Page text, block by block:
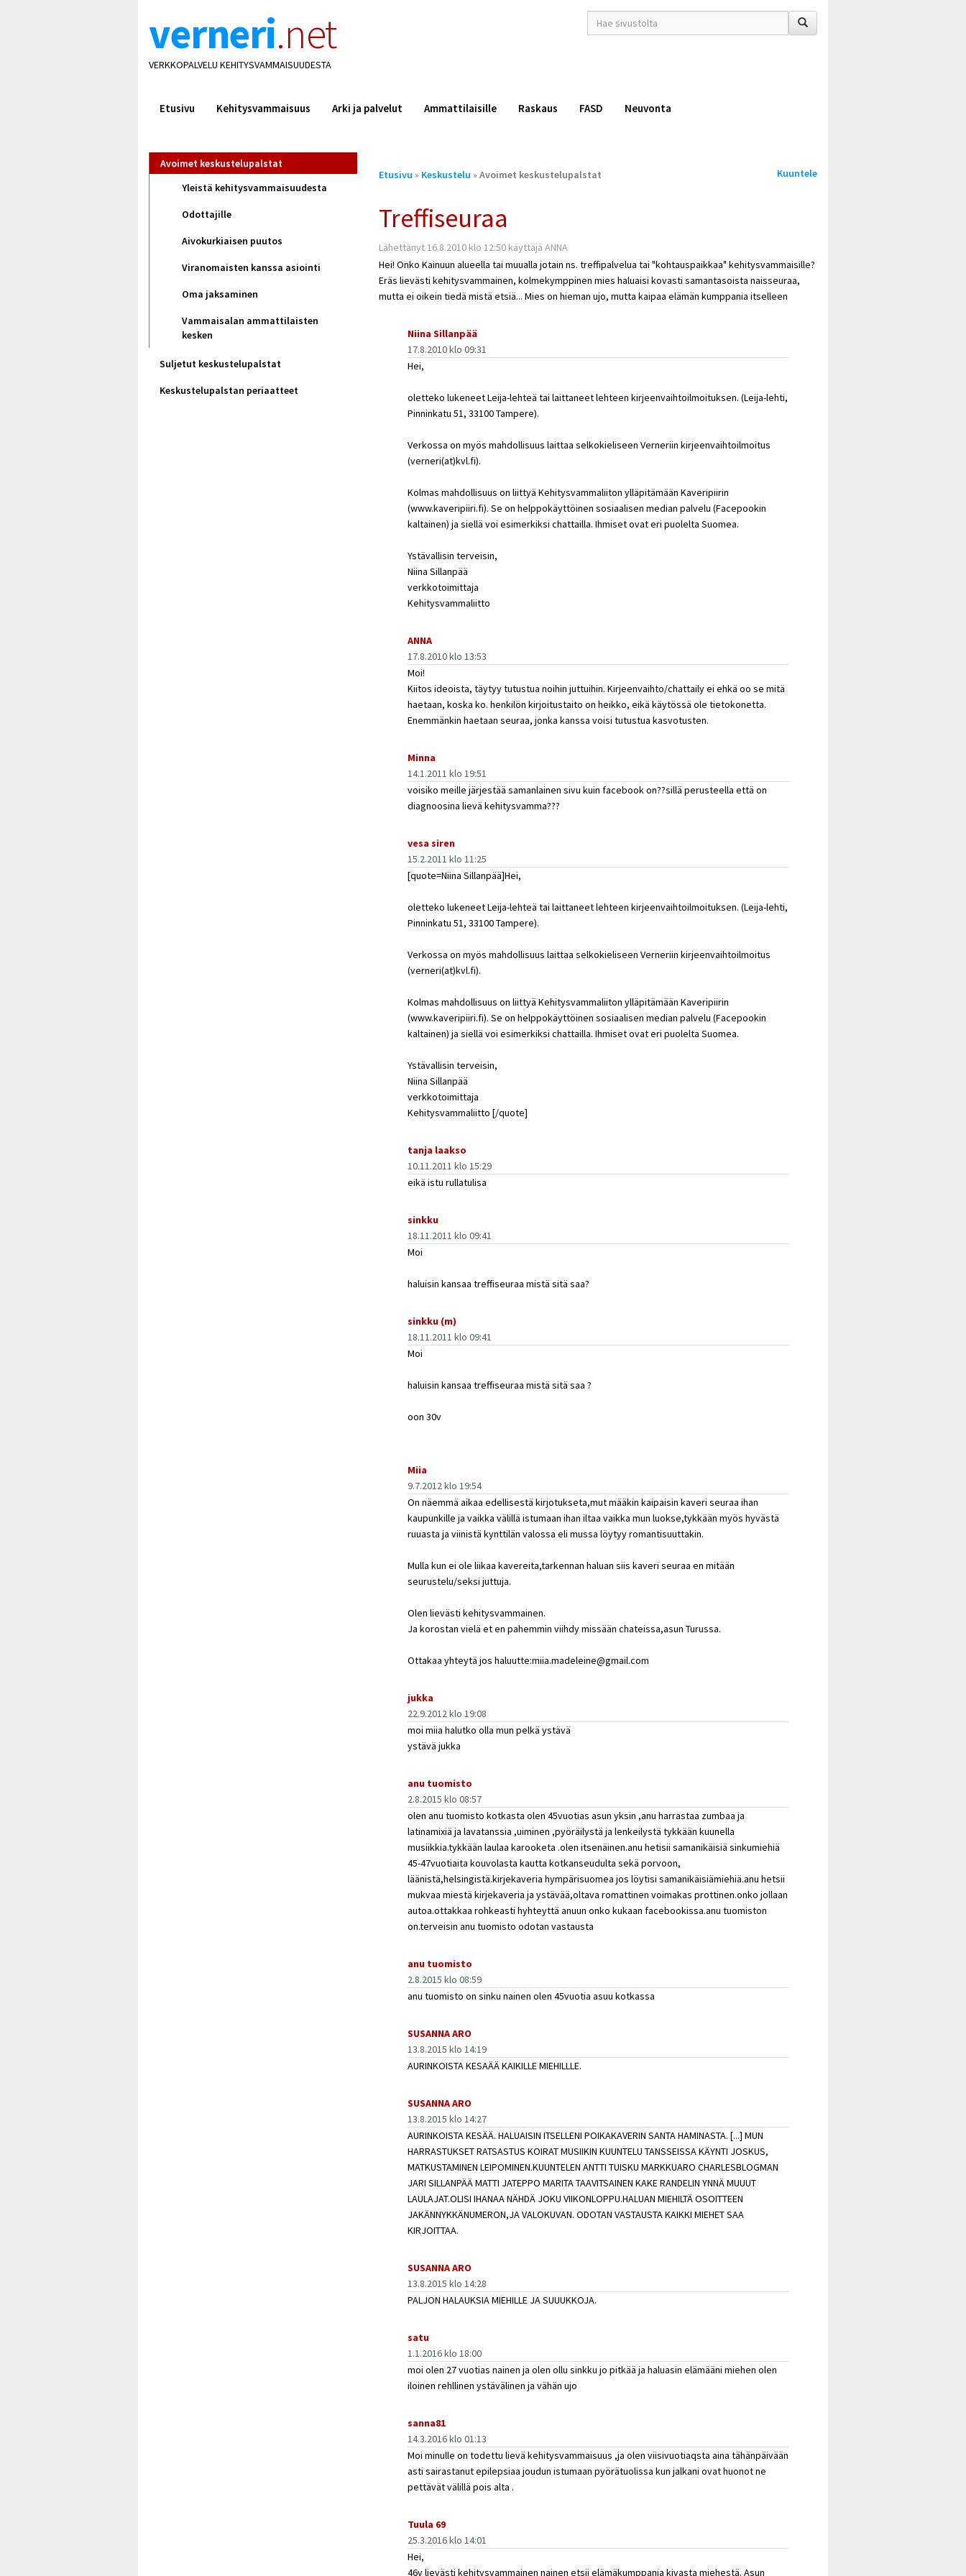
verneri.net
VERKKOPALVELU KEHITYSVAMMAISUUDESTA
hakusana(t)
*
Etusivu Kehitysvammaisuus Arki ja palvelut Ammattilaisille Raskaus FASD Neuvonta
Avoimet keskustelupalstat
Yleistä kehitysvammaisuudesta
Odottajille
Aivokurkiaisen puutos
Viranomaisten kanssa asiointi
Oma jaksaminen
Vammaisalan ammattilaisten
kesken
Suljetut keskustelupalstat
Keskustelupalstan periaatteet
Olet
Etusivu » Keskustelu » Avoimet keskustelupalstat Kuuntele
Treffiseuraa
Lähettänyt 16.8.2010 klo 12:50 käyttäjä ANNA
Hei! Onko Kainuun alueella tai muualla jotain ns. treffipalvelua tai "kohtauspaikkaa" kehitysvammaisille?
Eräs lievästi kehitysvammainen, kolmekymppinen mies haluaisi kovasti samantasoista naisseuraa,
mutta ei oikein tiedä mistä etsiä... Mies on hieman ujo, mutta kaipaa elämän kumppania itselleen
Niina Sillanpää
17.8.2010 klo 09:31
Hei,
oletteko lukeneet Leija-lehteä tai laittaneet lehteen kirjeenvaihtoilmoituksen. (Leija-lehti,
Pinninkatu 51, 33100 Tampere).
Verkossa on myös mahdollisuus laittaa selkokieliseen Verneriin kirjeenvaihtoilmoitus
(verneri(at)kvl.fi).
Kolmas mahdollisuus on liittyä Kehitysvammaliiton ylläpitämään Kaveripiirin
(www.kaveripiiri.fi). Se on helppokäyttöinen sosiaalisen median palvelu (Facepookin
kaltainen) ja siellä voi esimerkiksi chattailla. Ihmiset ovat eri puolelta Suomea.
Ystävallisin terveisin,
Niina Sillanpää
verkkotoimittaja
Kehitysvammaliitto
ANNA
17.8.2010 klo 13:53
Moi!
Kiitos ideoista, täytyy tutustua noihin juttuihin. Kirjeenvaihto/chattaily ei ehkä oo se mitä
haetaan, koska ko. henkilön kirjoitustaito on heikko, eikä käytössä ole tietokonetta.
Enemmänkin haetaan seuraa, jonka kanssa voisi tutustua kasvotusten.
Minna
14.1.2011 klo 19:51
voisiko meille järjestää samanlainen sivu kuin facebook on??sillä perusteella että on
diagnoosina lievä kehitysvamma???
vesa siren
15.2.2011 klo 11:25
[quote=Niina Sillanpää]Hei,
oletteko lukeneet Leija-lehteä tai laittaneet lehteen kirjeenvaihtoilmoituksen. (Leija-lehti,
Pinninkatu 51, 33100 Tampere).
Verkossa on myös mahdollisuus laittaa selkokieliseen Verneriin kirjeenvaihtoilmoitus
(verneri(at)kvl.fi).
Kolmas mahdollisuus on liittyä Kehitysvammaliiton ylläpitämään Kaveripiirin
(www.kaveripiiri.fi). Se on helppokäyttöinen sosiaalisen median palvelu (Facepookin
kaltainen) ja siellä voi esimerkiksi chattailla. Ihmiset ovat eri puolelta Suomea.
Ystävallisin terveisin,
Niina Sillanpää
verkkotoimittaja
Kehitysvammaliitto [/quote]
tanja laakso
10.11.2011 klo 15:29
eikä istu rullatulisa
sinkku
18.11.2011 klo 09:41
Moi
haluisin kansaa treffiseuraa mistä sitä saa?
sinkku (m)
18.11.2011 klo 09:41
Moi
haluisin kansaa treffiseuraa mistä sitä saa ?
oon 30v
Miia
9.7.2012 klo 19:54
On näemmä aikaa edellisestä kirjotukseta,mut määkin kaipaisin kaveri seuraa ihan
kaupunkille ja vaikka välillä istumaan ihan iltaa vaikka mun luokse,tykkään myös hyvästä
ruuasta ja viinistä kynttilän valossa eli mussa löytyy romantisuuttakin.
Mulla kun ei ole liikaa kavereita,tarkennan haluan siis kaveri seuraa en mitään
seurustelu/seksi juttuja.
Olen lievästi kehitysvammainen.
Ja korostan vielä et en pahemmin viihdy missään chateissa,asun Turussa.
Ottakaa yhteytä jos haluutte:miia.madeleine@gmail.com
jukka
22.9.2012 klo 19:08
moi miia halutko olla mun pelkä ystävä
ystävä jukka
anu tuomisto
2.8.2015 klo 08:57
olen anu tuomisto kotkasta olen 45vuotias asun yksin ,anu harrastaa zumbaa ja
latinamixiä ja lavatanssia ,uiminen ,pyöräilystä ja lenkeilystä tykkään kuunella
musiikkia.tykkään laulaa karooketa .olen itsenäinen.anu hetisii samanikäisiä sinkumiehiä
45-47vuotiaita kouvolasta kautta kotkanseudulta sekä porvoon,
läänistä,helsingistä.kirjekaveria hympärisuomea jos löytisi samanikäisiämiehiä.anu hetsii
mukvaa miestä kirjekaveria ja ystävää,oltava romattinen voimakas prottinen.onko jollaan
autoa.ottakkaa rohkeasti hyhteyttä anuun onko kukaan facebookissa.anu tuomiston
on.terveisin anu tuomisto odotan vastausta
anu tuomisto
2.8.2015 klo 08:59
anu tuomisto on sinku nainen olen 45vuotia asuu kotkassa
SUSANNA ARO
13.8.2015 klo 14:19
AURINKOISTA KESAÄÄ KAIKILLE MIEHILLLE.
SUSANNA ARO
13.8.2015 klo 14:27
AURINKOISTA KESÄÄ. HALUAISIN ITSELLENI POIKAKAVERIN SANTA HAMINASTA. [...] MUN
HARRASTUKSET RATSASTUS KOIRAT MUSIIKIN KUUNTELU TANSSEISSA KÄYNTI JOSKUS,
MATKUSTAMINEN LEIPOMINEN.KUUNTELEN ANTTI TUISKU MARKKUARO CHARLESBLOGMAN
JARI SILLANPÄÄ MATTI JATEPPO MARITA TAAVITSAINEN KAKE RANDELIN YNNÄ MUUUT
LAULAJAT.OLISI IHANAA NÄHDÄ JOKU VIIKONLOPPU.HALUAN MIEHILTÄ OSOITTEEN
JAKÄNNYKKÄNUMERON,JA VALOKUVAN. ODOTAN VASTAUSTA KAIKKI MIEHET SAA
KIRJOITTAA.
SUSANNA ARO
13.8.2015 klo 14:28
PALJON HALAUKSIA MIEHILLE JA SUUUKKOJA.
satu
1.1.2016 klo 18:00
moi olen 27 vuotias nainen ja olen ollu sinkku jo pitkää ja haluasin elämääni miehen olen
iloinen rehllinen ystävälinen ja vähän ujo
sanna81
14.3.2016 klo 01:13
Moi minulle on todettu lievä kehitysvammaisuus ,ja olen viisivuotiaqsta aina tähänpäivään
asti sairastanut epilepsiaa joudun istumaan pyörätuolissa kun jalkani ovat huonot ne
pettävät välillä pois alta .
Tuula 69
25.3.2016 klo 14:01
Hei,
46v lievästi kehitysvammainen nainen etsii elämäkumppania kivasta miehestä. Asun